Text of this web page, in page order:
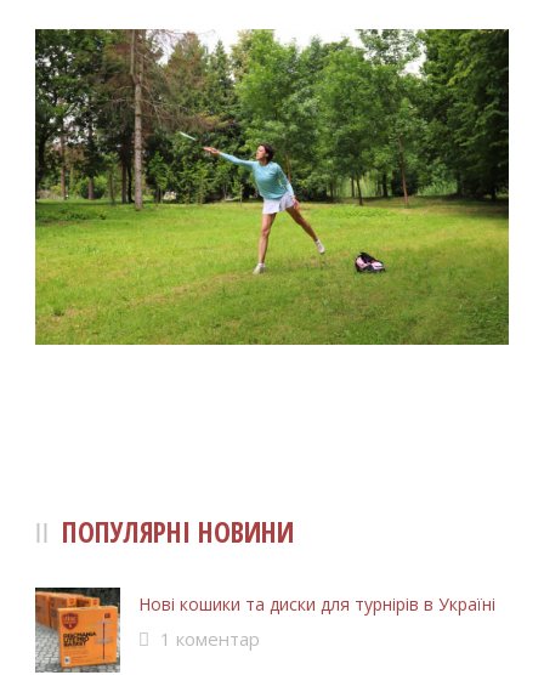
ПОПУЛЯРНІ НОВИНИ
Нові кошики та диски для турнірів в Україні
1 коментар